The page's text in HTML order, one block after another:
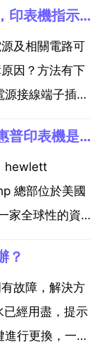
印表機指示燈不亮是什麼原因呢，印表機指示燈不亮是什麼原因
及相關電路可
因？方法有下
接線端子插排
。檢查基板上
或更換基板。
惠普印表機是哪個國家的品牌，惠普印表機是哪個國家的品牌 ？
hewlett
總部位於美國
家全球性的資
的資訊科技
？
故障，解決方
經用盡，提示
行更換，一般